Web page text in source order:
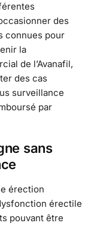
des
connues pour
la
de l’Avanafil,
des cas
surveillance
par
sans
érection
érectile
pouvant être